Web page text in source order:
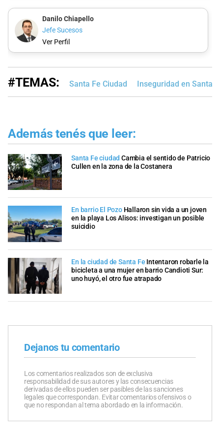
Danilo Chiapello
Jefe Sucesos
Ver Perfil
#TEMAS: Santa Fe Ciudad Inseguridad en Santa
Además tenés que leer:
Santa Fe ciudad Cambia el sentido de Patricio
Cullen en la zona de la Costanera
En barrio El Pozo Hallaron sin vida a un joven
en la playa Los Alisos: investigan un posible
suicidio
En la ciudad de Santa Fe Intentaron robarle la
bicicleta a una mujer en barrio Candioti Sur:
uno huyó, el otro fue atrapado
Dejanos tu comentario
Los comentarios realizados son de exclusiva
responsabilidad de sus autores y las consecuencias
derivadas de ellos pueden ser pasibles de las sanciones
legales que correspondan. Evitar comentarios ofensivos o
que no respondan al tema abordado en la información.